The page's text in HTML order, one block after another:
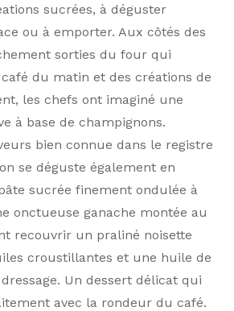
sucrées, à déguster
ou à emporter. Aux côtés des
sorties du four qui
du matin et des créations de
les chefs ont imaginé une
à base de champignons.
bien connue dans le registre
se déguste également en
sucrée finement ondulée à
onctueuse ganache montée au
recouvrir un praliné noisette
croustillantes et une huile de
Un dessert délicat qui
avec la rondeur du café.